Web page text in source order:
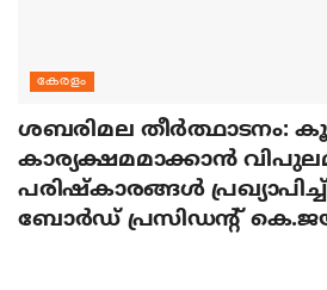
കേരളം
ശബരിമല തീര്‍ത്ഥാടനം:
കാര്യക്ഷമമാക്കാന്‍
പരിഷ്‌കാരങ്ങള്‍
ബോര്‍ഡ് പ്രസിഡന്റ്